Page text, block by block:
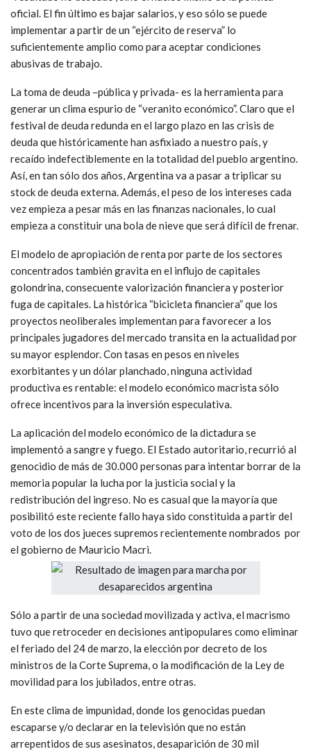
oficial. El fin último es bajar salarios, y eso sólo se puede
implementar a partir de un “ejército de reserva” lo
suficientemente amplio como para aceptar condiciones
abusivas de trabajo.
La toma de deuda –pública y privada- es la herramienta para
generar un clima espurio de “veranito económico”. Claro que el
festival de deuda redunda en el largo plazo en las crisis de
deuda que históricamente han asfixiado a nuestro país, y
recaído indefectiblemente en la totalidad del pueblo argentino.
Así, en tan sólo dos años, Argentina va a pasar a triplicar su
stock de deuda externa. Además, el peso de los intereses cada
vez empieza a pesar más en las finanzas nacionales, lo cual
empieza a constituir una bola de nieve que será difícil de frenar.
El modelo de apropiación de renta por parte de los sectores
concentrados también gravita en el influjo de capitales
golondrina, consecuente valorización financiera y posterior
fuga de capitales. La histórica “bicicleta financiera” que los
proyectos neoliberales implementan para favorecer a los
principales jugadores del mercado transita en la actualidad por
su mayor esplendor. Con tasas en pesos en niveles
exorbitantes y un dólar planchado, ninguna actividad
productiva es rentable: el modelo económico macrista sólo
ofrece incentivos para la inversión especulativa.
La aplicación del modelo económico de la dictadura se
implementó a sangre y fuego. El Estado autoritario, recurrió al
genocidio de más de 30.000 personas para intentar borrar de la
memoria popular la lucha por la justicia social y la
redistribución del ingreso. No es casual que la mayoría que
posibilitó este reciente fallo haya sido constituida a partir del
voto de los dos jueces supremos recientemente nombrados por
el gobierno de Mauricio Macri.
Sólo a partir de una sociedad movilizada y activa, el macrismo
tuvo que retroceder en decisiones antipopulares como eliminar
el feriado del 24 de marzo, la elección por decreto de los
ministros de la Corte Suprema, o la modificación de la Ley de
movilidad para los jubilados, entre otras.
En este clima de impunidad, donde los genocidas puedan
escaparse y/o declarar en la televisión que no están
arrepentidos de sus asesinatos, desaparición de 30 mil